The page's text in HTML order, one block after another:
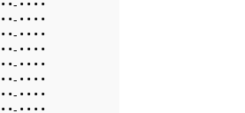
• •- • • • •
• •- • • • •
• •- • • • •
• •- • • • •
• •- • • • •
• •- • • • •
• •- • • • •
• •- • • • •